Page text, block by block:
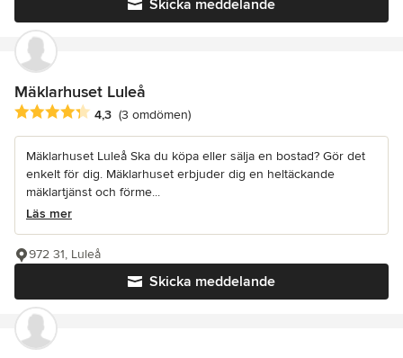
Skicka meddelande
Mäklarhuset Luleå
Genomsnittligt omdöme: 4.3 av 5 stjärnor
4,3 (3 omdömen)
Mäklarhuset Luleå Ska du köpa eller sälja en bostad? Gör det
enkelt för dig. Mäklarhuset erbjuder dig en heltäckande
mäklartjänst och förme...
Läs mer
Skicka meddelande
972 31, Luleå